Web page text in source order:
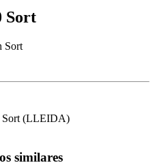
Sort
Sort
Sort (LLEIDA)
similares